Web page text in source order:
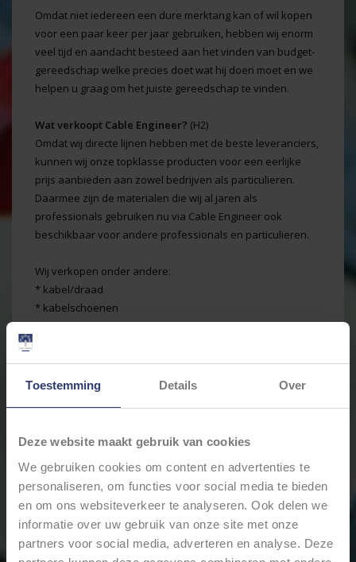
Toestemming Details Over
Deze website maakt gebruik van cookies
We gebruiken cookies om content en advertenties te
personaliseren, om functies voor social media te bieden
en om ons websiteverkeer te analyseren. Ook delen we
informatie over uw gebruik van onze site met onze
partners voor social media, adverteren en analyse. Deze
Omdat niet iedereen een dure merktang kan of wil kopen
voor een paar keer per jaar gebruiken, hebben wij enorm
veel tijd en aandacht besteed aan het vinden van budget-
gereedschap welke precies doet wat hij doen moet en we
helpen u graag om het juiste gereedschap te vinden.
Wat verkoopt Cable Engineer? (H2)
Omdat wij directe lijnen hebben met de beste leveranciers,
kunnen wij onze topklasse producten voor een eerlijke
prijs aanbieden aan zowel bedrijven als particulieren.
Daarmee zijn de materialen die wij al jaren als
professionals gebruiken nu via Cable Engineer ook
beschikbaar voor andere professionals en particulieren.
Wij verkopen onder andere:
* kabel/draad
* kabelschoenen
* connectors
* krimpkous
* schakelaars
* kabelbescherming
Cable Engineer voor professionals en hobbyisten(H2)
Omdat bedrading echt onze passie is, proberen we altijd
voor iedereen telefonisch bereikbaar te zijn. Of het nu
professionals zijn of hobbyisten, we proberen iedereen